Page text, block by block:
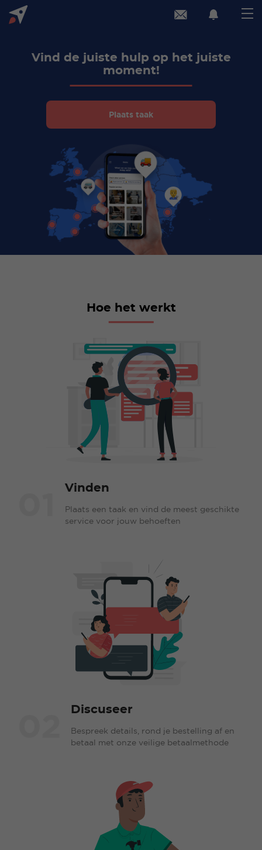
Vind de juiste hulp op het juiste
moment!
Plaats taak
Hoe het werkt
Vinden
Plaats een taak en vind de meest geschikte
service voor jouw behoeften
Discuseer
Bespreek details, rond je bestelling af en
betaal met onze veilige betaalmethode